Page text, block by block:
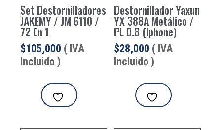
Set Destornilladores
JAKEMY / JM 6110 /
72 En 1
$105,000 ( IVA
Incluido )
Destornillador Yaxun
YX 388A Metálico /
PL 0.8 (Iphone)
$28,000 ( IVA
Incluido )